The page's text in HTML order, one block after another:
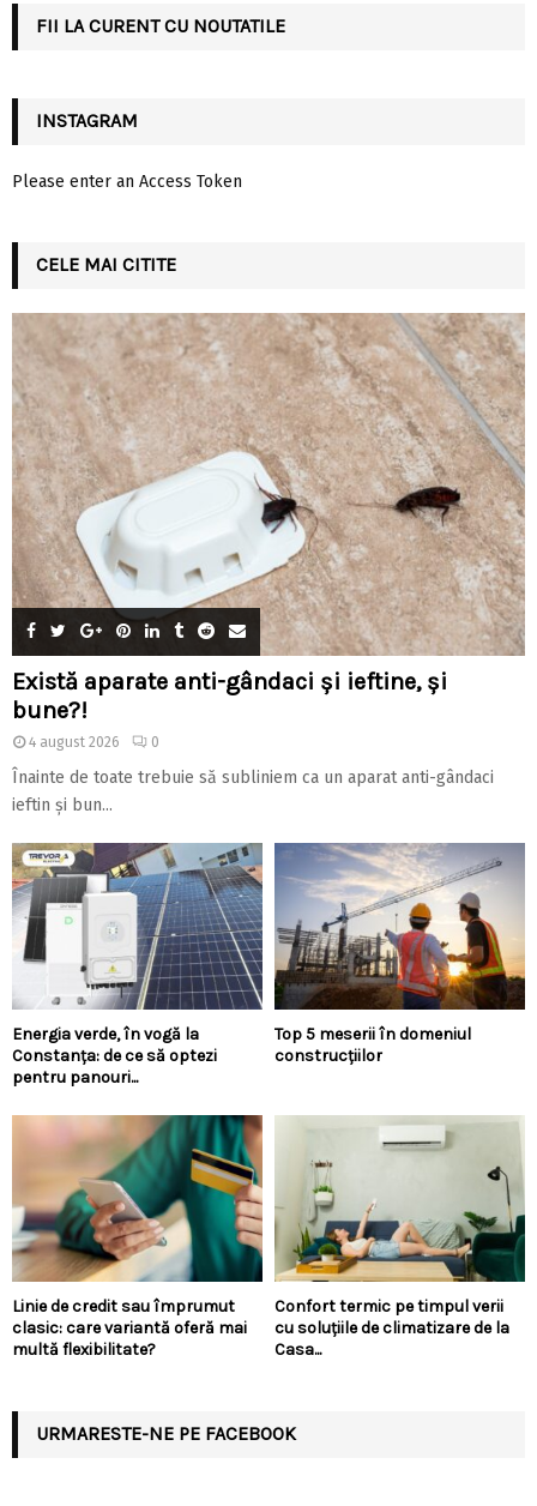
FII LA CURENT CU NOUTATILE
INSTAGRAM
Please enter an Access Token
CELE MAI CITITE
Există aparate anti-gândaci și ieftine, și
bune?!
4 august 2026 0
Înainte de toate trebuie să subliniem ca un aparat anti-gândaci
ieftin și bun...
Energia verde, în vogă la
Constanța: de ce să optezi
pentru panouri...
Top 5 meserii în domeniul
construcțiilor
Linie de credit sau împrumut
clasic: care variantă oferă mai
multă flexibilitate?
Confort termic pe timpul verii
cu soluțiile de climatizare de la
Casa...
URMARESTE-NE PE FACEBOOK